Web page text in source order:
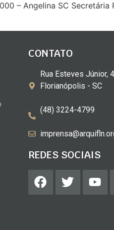
– Angelina SC Secretária
CONTATO
Rua Esteves Júnior,
Florianópolis - SC
(48) 3224-4799
REDES SOCIAIS